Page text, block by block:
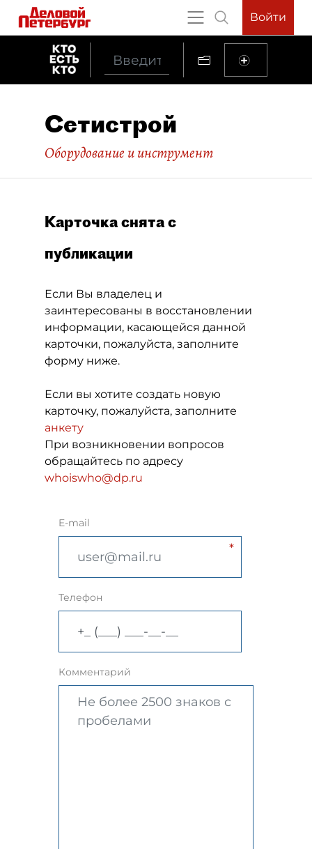
Войти
Сетистрой
Оборудование и инструмент
Карточка снята с
публикации
Если Вы владелец и
заинтересованы в восстановлении
информации, касающейся данной
карточки, пожалуйста, заполните
форму ниже.
Если вы хотите создать новую
карточку, пожалуйста, заполните
анкету
При возникновении вопросов
обращайтесь по адресу
whoiswho@dp.ru
E-mail
Телефон
Комментарий